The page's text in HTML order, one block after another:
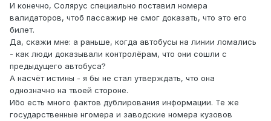
И конечно, Солярус специально поставил номера
валидаторов, чтоб пассажир не смог доказать, что это его
билет.
Да, скажи мне: а раньше, когда автобусы на линии ломались
- как люди доказывали контролёрам, что они сошли с
предыдущего автобуса?
А насчёт истины - я бы не стал утверждать, что она
однозначно на твоей стороне.
Ибо есть много фактов дублирования информации. Те же
государственные нгомера и заводские номера кузовов